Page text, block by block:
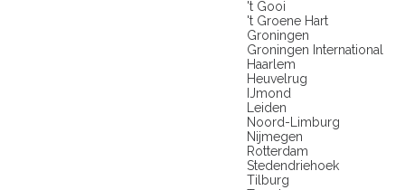
't Gooi
't Groene Hart
Groningen
Groningen International
Haarlem
Heuvelrug
IJmond
Leiden
Noord-Limburg
Nijmegen
Rotterdam
Stedendriehoek
Tilburg